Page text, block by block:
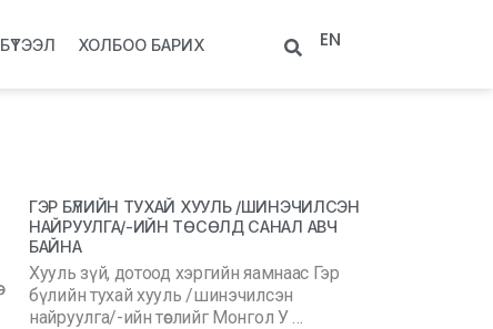
БҮТЭЭЛ ХОЛБОО БАРИХ EN
ГЭР БҮЛИЙН ТУХАЙ ХУУЛЬ /ШИНЭЧИЛСЭН
НАЙРУУЛГА/-ИЙН ТӨСӨЛД САНАЛ АВЧ
БАЙНА
Хууль зүй, дотоод хэргийн яамнаас Гэр
бүлийн тухай хууль /шинэчилсэн
найруулга/-ийн төслийг Монгол У …